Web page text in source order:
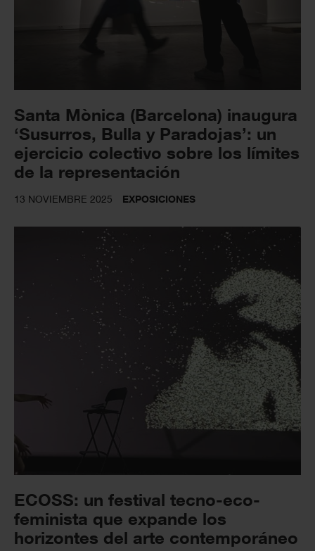
Santa Mònica (Barcelona) inaugura
‘Susurros, Bulla y Paradojas’: un
ejercicio colectivo sobre los límites
de la representación
13 NOVIEMBRE 2025 EXPOSICIONES
ECOSS: un festival tecno-eco-
feminista que expande los
horizontes del arte contemporáneo